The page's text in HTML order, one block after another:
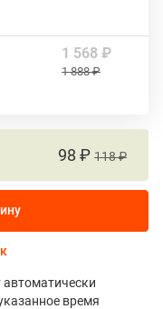
1 568 ₽
1 888 ₽
98 ₽ 118 ₽
автоматически
время